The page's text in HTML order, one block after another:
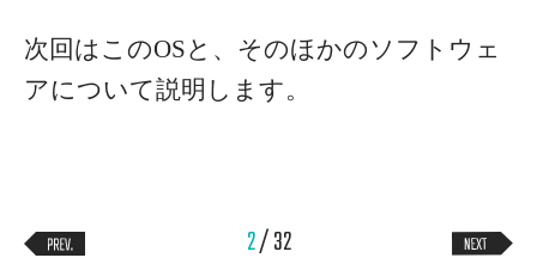
次回はこのOSと、そのほかのソフトウェ
アについて説明します。
2/ 32